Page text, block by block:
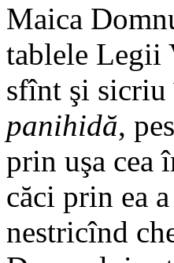
Maica
tablele Legii
sfînt şi
panihidă,
prin uşa cea
căci prin ea
nestricînd